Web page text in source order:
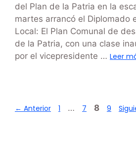
del Plan de la Patria en la
martes arrancó el Diplomado
Local: El Plan Comunal de
de la Patria, con una clase
por el vicepresidente … Leer
← Anterior 1 … 7 8 9